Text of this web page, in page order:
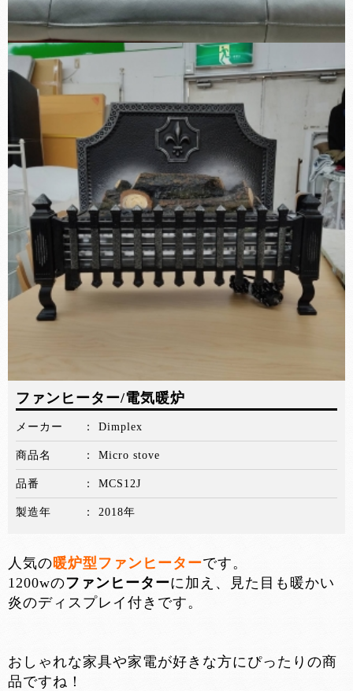
ファンヒーター/電気暖炉
メーカー Dimplex
商品名 Micro stove
品番 MCS12J
製造年 2018年
人気の暖炉型ファンヒーターです。
1200wのファンヒーターに加え、見た目も暖かい
炎のディスプレイ付きです。
おしゃれな家具や家電が好きな方にぴったりの商
品ですね！